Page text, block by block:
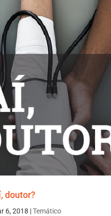
doutor?
6, 2018 |Temático